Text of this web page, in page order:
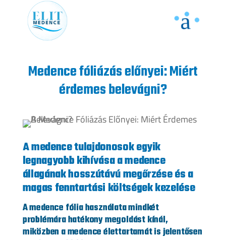
Medence fóliázás előnyei: Miért
érdemes belevágni?
A medence tulajdonosok egyik
legnagyobb kihívása a medence
állagának hosszútávú megőrzése és a
magas fenntartási költségek kezelése
A medence fólia használata mindkét
problémára hatékony megoldást kínál,
miközben a medence élettartamát is jelentősen